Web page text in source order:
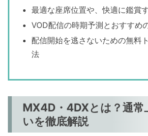
最適な座席位置や、快適に鑑賞
VOD配信の時期予測とおすすめ
配信開始を逃さないための無料
法
MX4D・4DXとは？通常
いを徹底解説